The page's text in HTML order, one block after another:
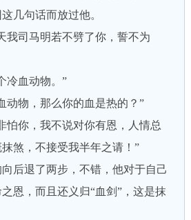
句话而放过他。
司马明若不劈了你，誓不为
血动物。”
物，那么你的血是热的？”
你，我不说对你有恩，人情总
煞，不接受我半年之请！”
退了两步，不错，他对于自己
恩，而且还义归“血剑”，这是抹